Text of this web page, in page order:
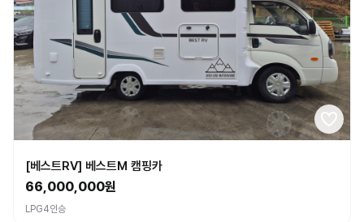
[베스트RV] 베스트M 캠핑카
66,000,000원
LPG4인승